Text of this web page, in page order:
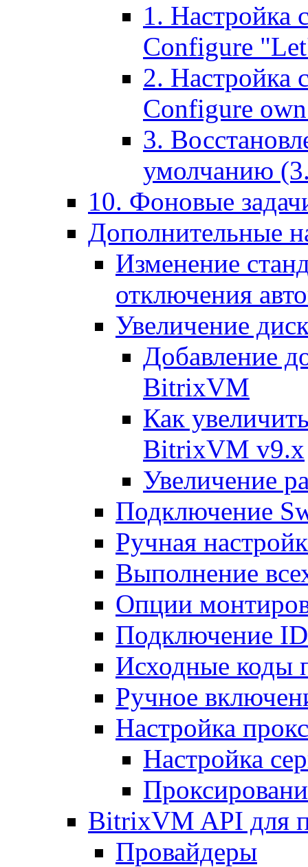
1. Настройка
Configure
2. Настройка
Configure
3.
умолчанию
10. Фоновые
Дополнительные
Изменение
отключения
Увеличение
Добавление
BitrixVM
Как
BitrixVM v9.x
Увеличение
Подключение
Ручная
Выполнение
Опции
Подключение
Исходные коды
Ручное
Настройка
Настройка
BitrixVM API для
Провайдеры